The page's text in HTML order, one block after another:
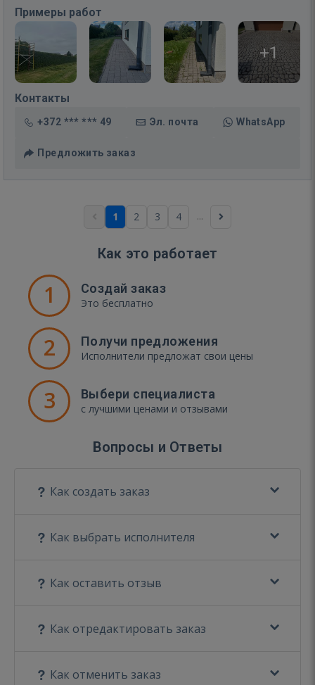
Примеры работ
+1
Контакты
+372 *** *** 49 Эл. почта WhatsApp
Предложить заказ
1 2 3 4 ...
Как это работает
1 Создай заказ
Это бесплатно
2 Получи предложения
Исполнители предложат свои цены
3 Выбери специалиста
с лучшими ценами и отзывами
Вопросы и Ответы
Как создать заказ
Как выбрать исполнителя
Как оставить отзыв
Как отредактировать заказ
Как отменить заказ